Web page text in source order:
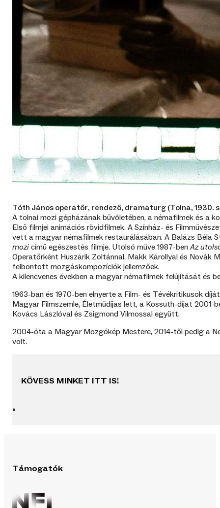
Tóth János operatőr, rendező, dramaturg (Tolna, 1930.
A tolnai mozi gépházának bűvöletében, a némafilmek és a
Első filmjei animációs rövidfilmek. A Színház- és
vett a magyar némafilmek restaurálásában. A Balázs Béla
mozi című egészestés filmje. Utolsó műve 1987-benAz
Operatőrként Huszárik Zoltánnal, Makk Károllyal és Novák
felbontott mozgáskompozíciók jellemzőek.
A kilencvenes években a magyar némafilmek felújítását
1963-ban és 1970-ben elnyerte a Film- és Tévékritikusok
Magyar Filmszemle, Életműdíjas lett, a Kossuth-díjat
Kovács Lászlóval és Zsigmond Vilmossal együtt.
2004-óta a Magyar Mozgókép Mestere, 2014-től pedig a
volt.
KÖVESS MINKET ITT IS!
Támogatók